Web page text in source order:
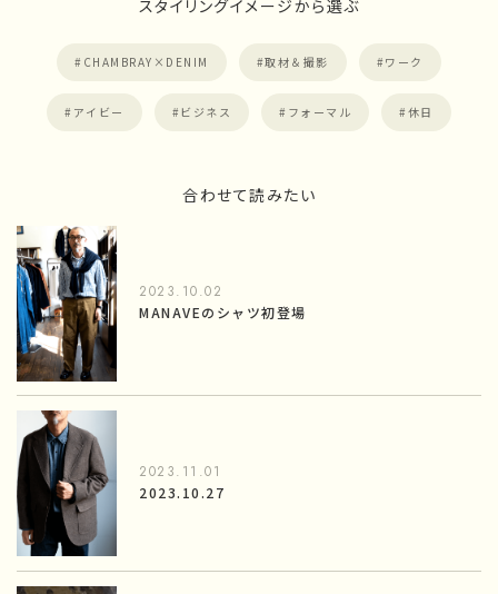
スタイリングイメージから選ぶ
CHAMBRAY×DENIM 取材＆撮影 ワーク
アイビー ビジネス フォーマル 休日
合わせて読みたい
2023.10.02
MANAVEのシャツ初登場
2023.11.01
2023.10.27